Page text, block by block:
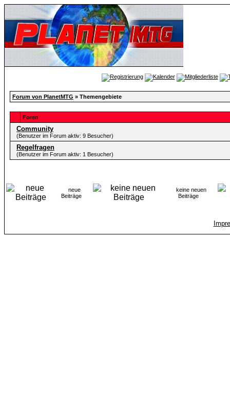
Forum von PlanetMTG » Themengebiete
Foren
Community
(Benutzer im Forum aktiv: 9 Besucher)
Regelfragen
(Benutzer im Forum aktiv: 1 Besucher)
neue
Beiträge
keine neuen
Beiträge